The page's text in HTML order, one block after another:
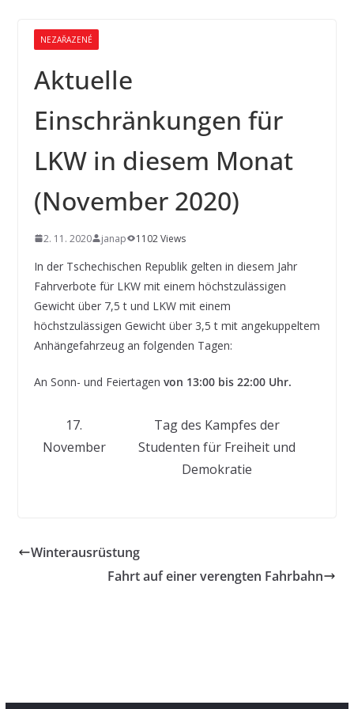
NEZAŘAZENÉ
Aktuelle
Einschränkungen für
LKW in diesem Monat
(November 2020)
2. 11. 2020 janap 1102 Views
In der Tschechischen Republik gelten in diesem Jahr
Fahrverbote für LKW mit einem höchstzulässigen
Gewicht über 7,5 t und LKW mit einem
höchstzulässigen Gewicht über 3,5 t mit angekuppeltem
Anhängefahrzeug an folgenden Tagen:
An Sonn- und Feiertagen von 13:00 bis 22:00 Uhr.
17.
November
Tag des Kampfes der
Studenten für Freiheit und
Demokratie
Winterausrüstung
Fahrt auf einer verengten Fahrbahn